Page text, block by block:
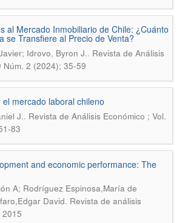
al Mercado Inmobiliario de Chile: ¿Cuánto
se Transfiere al Precio de Venta?
Idrovo, Byron J.. Revista de Análisis
Núm. 2 (2024); 35-59
mercado laboral chileno
J.. Revista de Análisis Económico ; Vol.
83
and economic performance: The
A; Rodríguez Espinosa,María de
David. Revista de análisis
2015